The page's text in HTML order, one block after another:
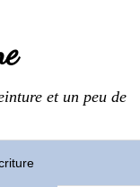
et un peu de